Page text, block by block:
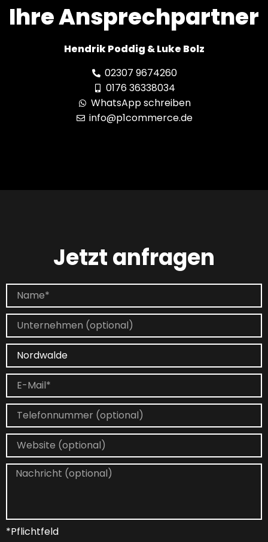
Ihre Ansprechpartner
Hendrik Poddig & Luke Bolz
02307 9674260
0176 36338034
WhatsApp schreiben
info@p1commerce.de
Jetzt anfragen
*Pflichtfeld